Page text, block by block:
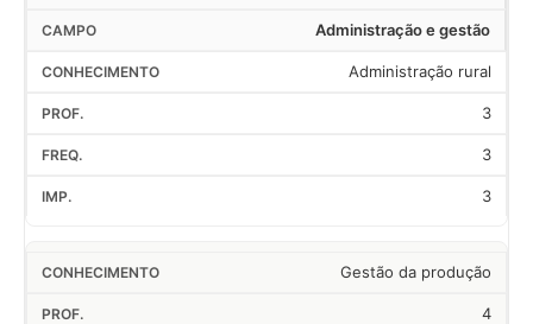
Administração e gestão
Administração rural
3
3
3
Gestão da produção
4